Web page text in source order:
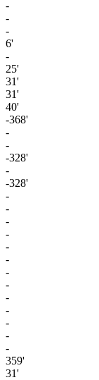
-
-
-
6'
-
25'
31'
31'
40'
-368'
-
-
-328'
-
-328'
-
-
-
-
-
-
-
-
-
-
-
-
-
359'
31'